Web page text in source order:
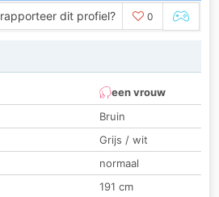
rapporteer dit profiel? 0
een vrouw
Bruin
Grijs / wit
normaal
191 cm